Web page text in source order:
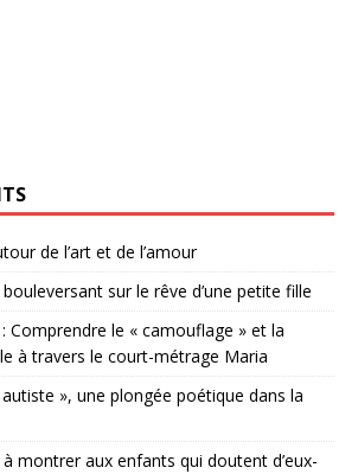
de l’art et de l’amour
sur le rêve d’une petite fille
Comprendre le « camouflage » et la
à travers le court-métrage Maria
», une plongée poétique dans la
montrer aux enfants qui doutent d’eux-